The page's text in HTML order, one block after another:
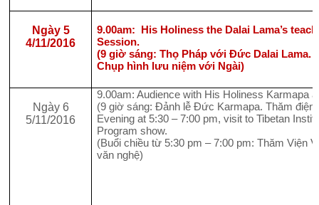
Ngày 5
4/11/2016
9.00am: His Holiness the Dalai Lama’s
Session.
(9 giờ sáng: Thọ Pháp với Đức Dalai Lama.
Chụp hình lưu niệm với Ngài)
Ngày 6
5/11/2016
9.00am: Audience with His Holiness Karmapa
(9 giờ sáng: Đảnh lễ Đức Karmapa. Thăm điện
Evening at 5:30 – 7:00 pm, visit to Tibetan
Program show.
(Buổi chiều từ 5:30 pm – 7:00 pm: Thăm Viện
văn nghệ)